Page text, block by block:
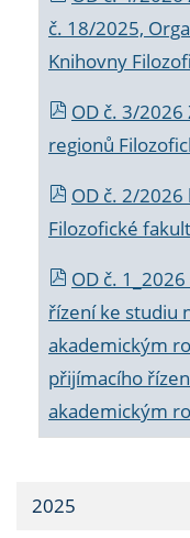
č. 18/2025,
Knihovny
OD č. 3/
regionů
OD č. 2/2026
Filozofické
OD č.
řízení ke studiu
akademickým
přijímacího
akademickým
2025